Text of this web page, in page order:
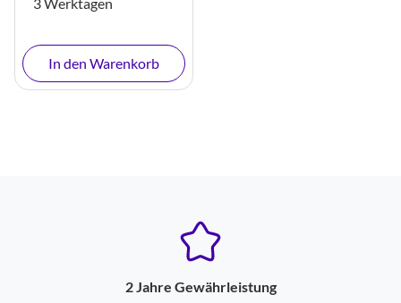
3 Werktagen
In den Warenkorb
2 Jahre Gewährleistung